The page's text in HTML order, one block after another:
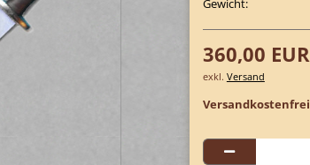
Gewicht:
360,00 EUR
exkl. Versand
Versandkostenfrei